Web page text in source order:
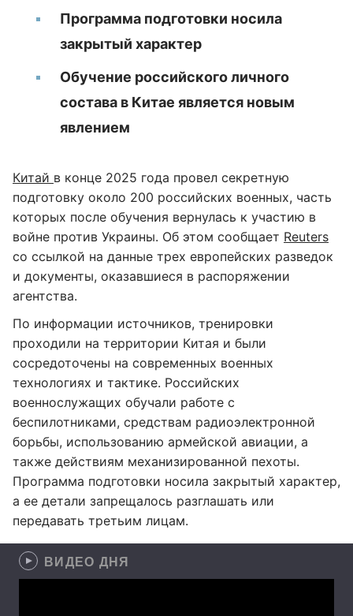
Программа подготовки носила
закрытый характер
Обучение российского личного
состава в Китае является новым
явлением
Китай в конце 2025 года провел секретную
подготовку около 200 российских военных, часть
которых после обучения вернулась к участию в
войне против Украины. Об этом сообщает Reuters
со ссылкой на данные трех европейских разведок
и документы, оказавшиеся в распоряжении
агентства.
По информации источников, тренировки
проходили на территории Китая и были
сосредоточены на современных военных
технологиях и тактике. Российских
военнослужащих обучали работе с
беспилотниками, средствам радиоэлектронной
борьбы, использованию армейской авиации, а
также действиям механизированной пехоты.
Программа подготовки носила закрытый характер,
а ее детали запрещалось разглашать или
передавать третьим лицам.
ВИДЕО ДНЯ